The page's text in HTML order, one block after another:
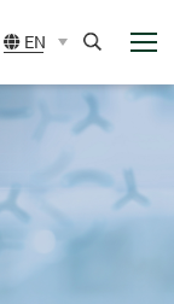
EN
Search
展